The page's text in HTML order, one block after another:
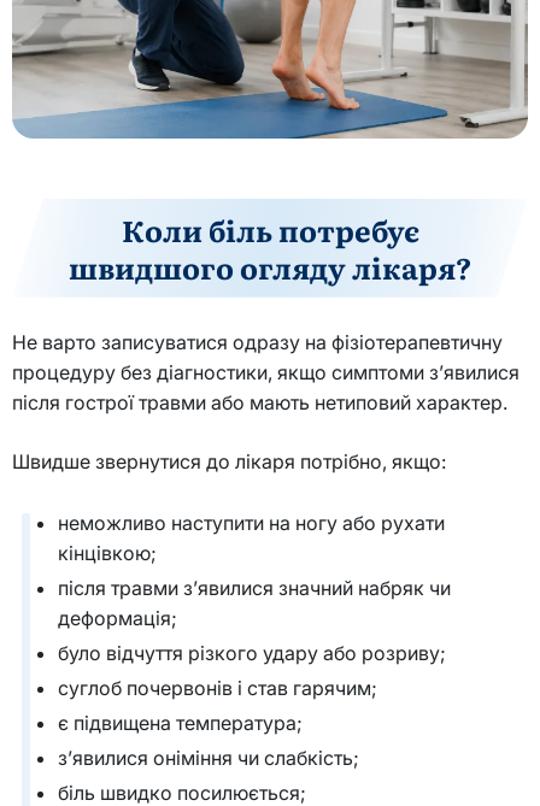
Коли біль потребує
швидшого огляду лікаря?
Не варто записуватися одразу на фізіотерапевтичну
процедуру без діагностики, якщо симптоми з’явилися
після гострої травми або мають нетиповий характер.
Швидше звернутися до лікаря потрібно, якщо:
неможливо наступити на ногу або рухати
кінцівкою;
після травми з’явилися значний набряк чи
деформація;
було відчуття різкого удару або розриву;
суглоб почервонів і став гарячим;
є підвищена температура;
з’явилися оніміння чи слабкість;
біль швидко посилюється;